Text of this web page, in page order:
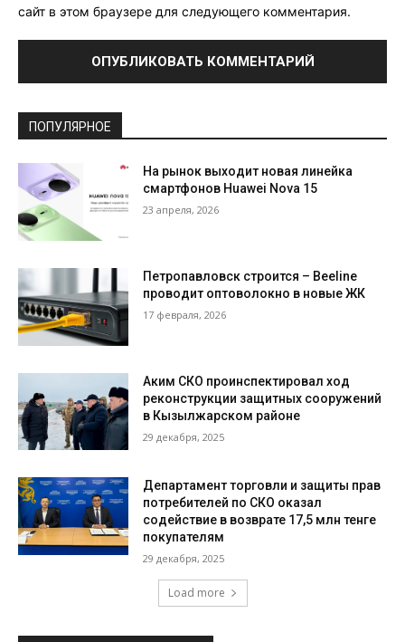
сайт в этом браузере для следующего комментария.
ПОПУЛЯРНОЕ
На рынок выходит новая линейка
смартфонов Huawei Nova 15
23 апреля, 2026
Петропавловск строится – Beeline
проводит оптоволокно в новые ЖК
17 февраля, 2026
Аким СКО проинспектировал ход
реконструкции защитных сооружений
в Кызылжарском районе
29 декабря, 2025
Департамент торговли и защиты прав
потребителей по СКО оказал
содействие в возврате 17,5 млн тенге
покупателям
29 декабря, 2025
Load more